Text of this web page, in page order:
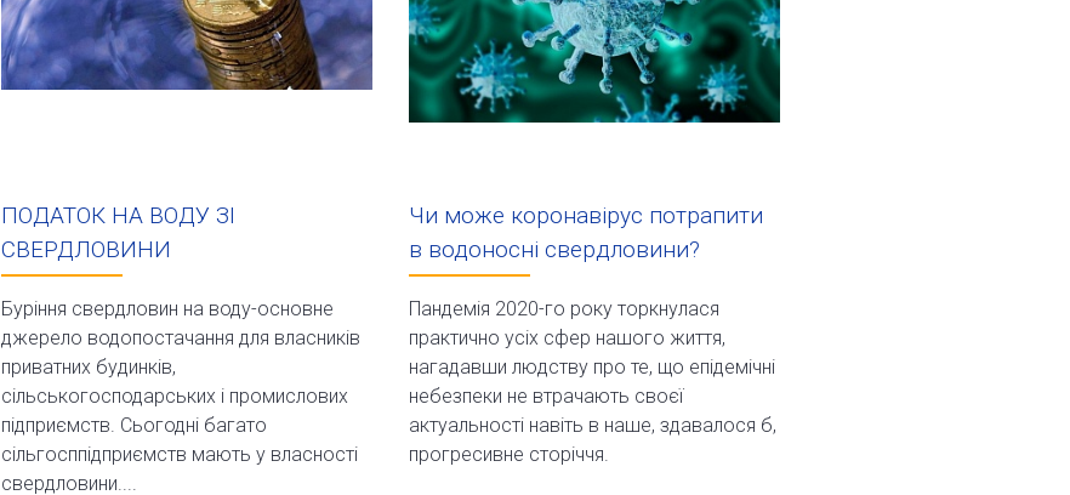
ПОДАТОК НА ВОДУ ЗІ
СВЕРДЛОВИНИ
Буріння свердловин на воду-основне
джерело водопостачання для власників
приватних будинків,
сільськогосподарських і промислових
підприємств. Сьогодні багато
сільгосппідприємств мають у власності
свердловини....
Чи може коронавірус потрапити
в водоносні свердловини?
Пандемія 2020-го року торкнулася
практично усіх сфер нашого життя,
нагадавши людству про те, що епідемічні
небезпеки не втрачають своєї
актуальності навіть в наше, здавалося б,
прогресивне сторіччя.